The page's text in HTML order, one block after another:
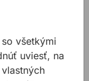
- sklo, kov,
hliník - umelá
guma prísavky
všetkými
uviesť, na